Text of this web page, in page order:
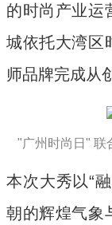
的时尚产业运
城依托大湾区
师品牌完成从
"广州时尚日" 联
本次大秀以“
朝的辉煌气象